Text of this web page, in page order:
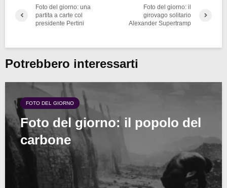
Foto del giorno: una
partita a carte col
presidente Pertini
Foto del giorno: il
girovago solitario
Alexander Supertramp
Potrebbero interessarti
FOTO DEL GIORNO
Foto del giorno: il popolo del
carbone